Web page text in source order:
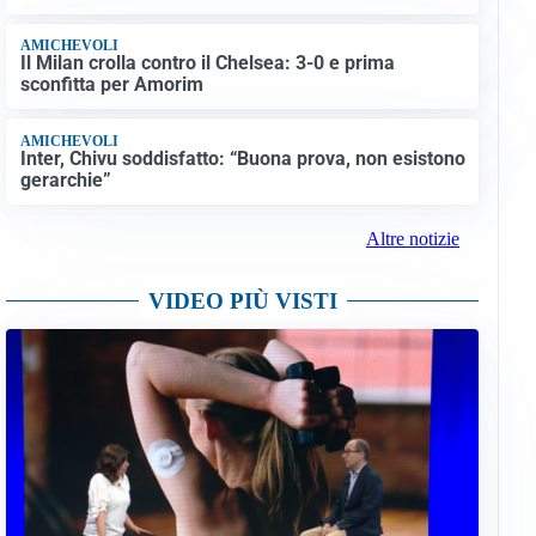
AMICHEVOLI
Il Milan crolla contro il Chelsea: 3-0 e prima
sconfitta per Amorim
AMICHEVOLI
Inter, Chivu soddisfatto: “Buona prova, non esistono
gerarchie”
Altre notizie
VIDEO PIÙ VISTI